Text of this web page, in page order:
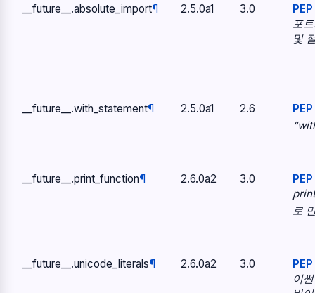
__future__.absolute_import¶ 2.5.0a1 3.0
포
및
__future__.with_statement¶ 2.5.0a1 2.6
__future__.print_function¶ 2.6.0a2 3.0
로
__future__.unicode_literals¶ 2.6.0a2 3.0
이